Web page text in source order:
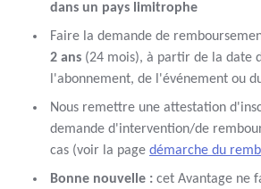
dans un pays limitrophe
Faire la demande de
2 ans (24 mois), à partir de la date
l'abonnement, de l'événement ou
Nous remettre une attestation
demande d'intervention/de
cas (voir la page démarche du
Bonne nouvelle : cet Avantage ne